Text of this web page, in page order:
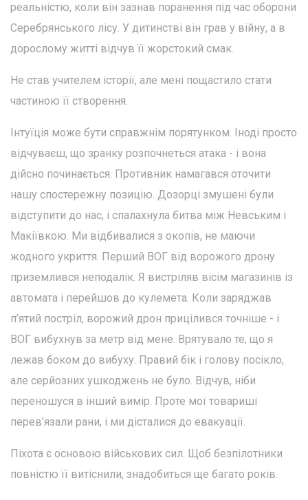
реальністю, коли він зазнав поранення під час оборони
Серебрянського лісу. У дитинстві він грав у війну, а в
дорослому житті відчув її жорстокий смак.
Не став учителем історії, але мені пощастило стати
частиною її створення.
Інтуїція може бути справжнім порятунком. Іноді просто
відчуваєш, що зранку розпочнеться атака - і вона
дійсно починається. Противник намагався оточити
нашу спостережну позицію. Дозорці змушені були
відступити до нас, і спалахнула битва між Невським і
Макіївкою. Ми відбивалися з окопів, не маючи
жодного укриття. Перший ВОГ від ворожого дрону
приземлився неподалік. Я вистріляв вісім магазинів із
автомата і перейшов до кулемета. Коли заряджав
п’ятий постріл, ворожий дрон прицілився точніше - і
ВОГ вибухнув за метр від мене. Врятувало те, що я
лежав боком до вибуху. Правий бік і голову посікло,
але серйозних ушкоджень не було. Відчув, ніби
переношуся в інший вимір. Проте мої товариші
перев’язали рани, і ми дісталися до евакуації.
Піхота є основою військових сил. Щоб безпілотники
повністю її витіснили, знадобиться ще багато років.